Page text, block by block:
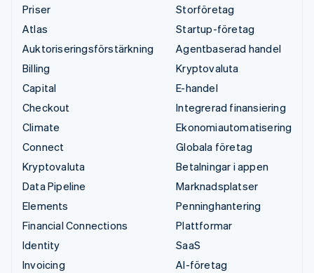
Priser
Atlas
Auktoriseringsförstärkning
Billing
Capital
Checkout
Climate
Connect
Kryptovaluta
Data Pipeline
Elements
Financial Connections
Identity
Invoicing
Storföretag
Startup-företag
Agentbaserad handel
Kryptovaluta
E-handel
Integrerad finansiering
Ekonomiautomatisering
Globala företag
Betalningar i appen
Marknadsplatser
Penninghantering
Plattformar
SaaS
AI-företag